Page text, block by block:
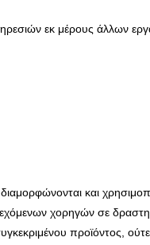
εκ μέρους άλλων
και
χορηγών σε
προϊόντος,